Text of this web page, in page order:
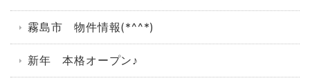
霧島市 物件情報(*^^*)
新年 本格オープン♪